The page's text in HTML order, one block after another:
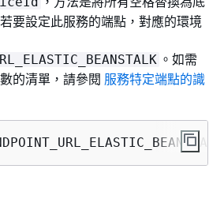
要設定此服務的端點，對應的環境
。如需
的清單，請參閱 服務特定端點的識